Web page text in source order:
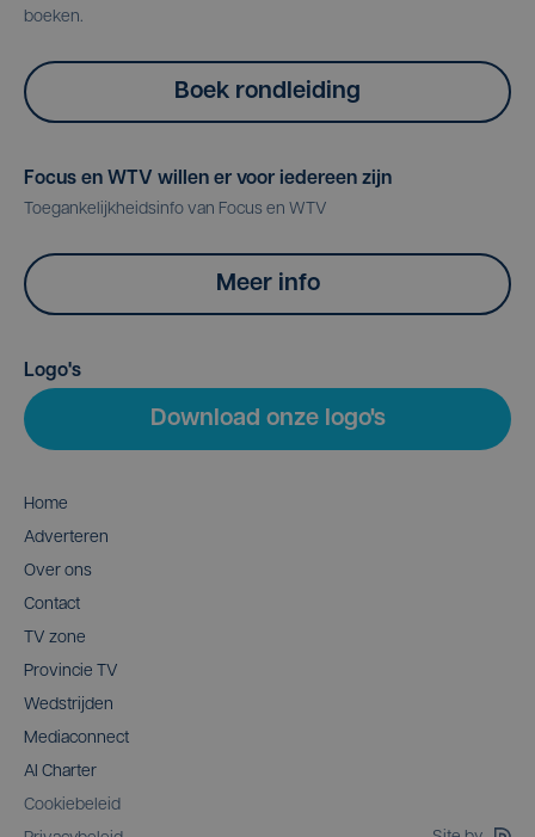
boeken.
Boek rondleiding
Focus en WTV willen er voor iedereen zijn
Toegankelijkheidsinfo van Focus en WTV
Meer info
Logo's
Download onze logo's
Home
Adverteren
Over ons
Contact
TV zone
Provincie TV
Wedstrijden
Mediaconnect
AI Charter
Cookiebeleid